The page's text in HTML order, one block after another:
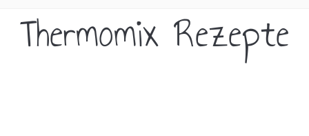
Thermomix Rezepte